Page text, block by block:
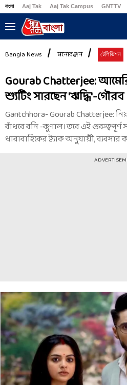
বাংলা Aaj Tak Aaj Tak Campus GNTTV
Bangla News মনোরঞ্জন টেলিভিশন
Gourab Chatterjee:
শ্যুটিং সারছেন 'ঋদ্ধি'-গৌরব
Gantchhora- Gourab Chatterjee:
বাঁধবে বনি -কুণাল। তবে এই গুরুত্বপূর্ণ
ধারাবাহিকের ট্র্যাক অনুযায়ী, ব্যবসার